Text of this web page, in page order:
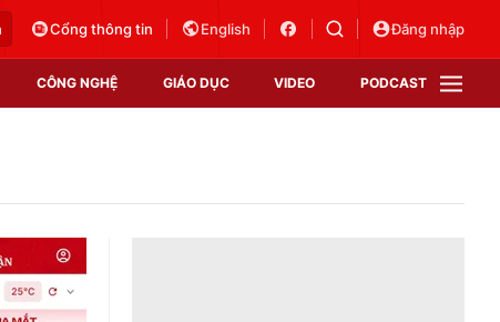
Cổng thông tin English Đăng nhập
CÔNG NGHỆ GIÁO DỤC VIDEO PODCAST
VTV Sức khoẻ